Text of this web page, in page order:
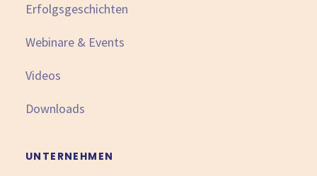
Erfolgsgeschichten
Webinare & Events
Videos
Downloads
UNTERNEHMEN